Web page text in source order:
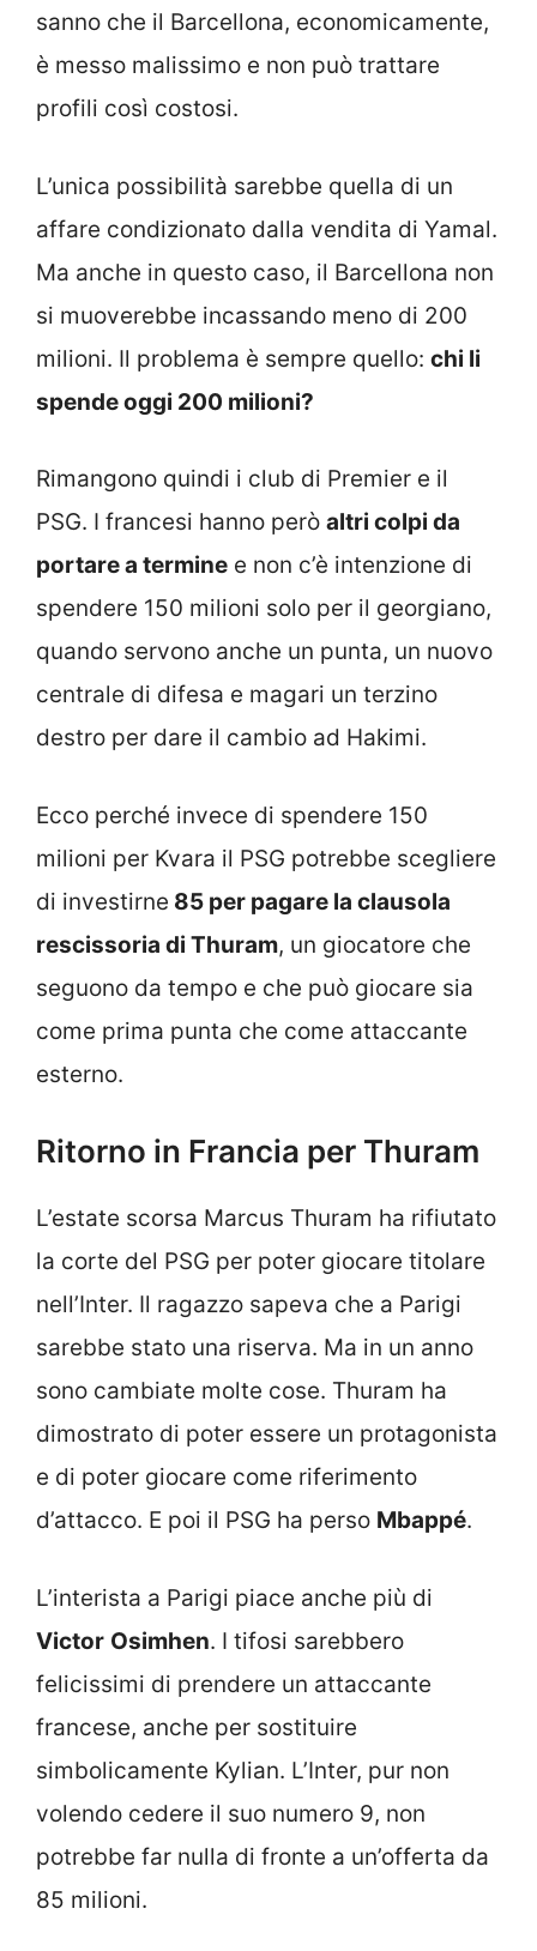
sanno che il Barcellona, economicamente,
è messo malissimo e non può trattare
profili così costosi.
L’unica possibilità sarebbe quella di un
affare condizionato dalla vendita di Yamal.
Ma anche in questo caso, il Barcellona non
si muoverebbe incassando meno di 200
milioni. Il problema è sempre quello: chi li
spende oggi 200 milioni?
Rimangono quindi i club di Premier e il
PSG. I francesi hanno però altri colpi da
portare a termine e non c’è intenzione di
spendere 150 milioni solo per il georgiano,
quando servono anche un punta, un nuovo
centrale di difesa e magari un terzino
destro per dare il cambio ad Hakimi.
Ecco perché invece di spendere 150
milioni per Kvara il PSG potrebbe scegliere
di investirne 85 per pagare la clausola
rescissoria di Thuram, un giocatore che
seguono da tempo e che può giocare sia
come prima punta che come attaccante
esterno.
Ritorno in Francia per Thuram
L’estate scorsa Marcus Thuram ha rifiutato
la corte del PSG per poter giocare titolare
nell’Inter. Il ragazzo sapeva che a Parigi
sarebbe stato una riserva. Ma in un anno
sono cambiate molte cose. Thuram ha
dimostrato di poter essere un protagonista
e di poter giocare come riferimento
d’attacco. E poi il PSG ha perso Mbappé.
L’interista a Parigi piace anche più di
Victor Osimhen. I tifosi sarebbero
felicissimi di prendere un attaccante
francese, anche per sostituire
simbolicamente Kylian. L’Inter, pur non
volendo cedere il suo numero 9, non
potrebbe far nulla di fronte a un’offerta da
85 milioni.